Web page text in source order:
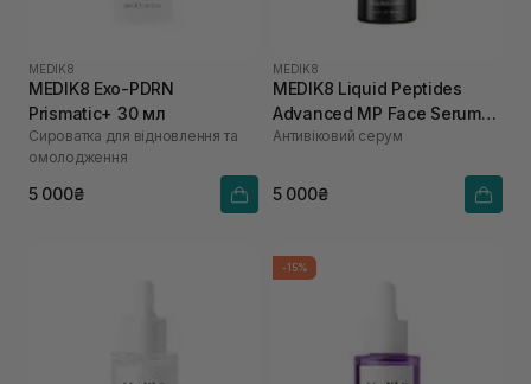
MEDIK8
MEDIK8 Exo-PDRN
Prismatic+ 30 мл
Сироватка для відновлення та
омолодження
5 000₴
MEDIK8
MEDIK8 Liquid Peptides
Advanced MP Face Serum
30 мл
Антивіковий серум
5 000₴
-15%